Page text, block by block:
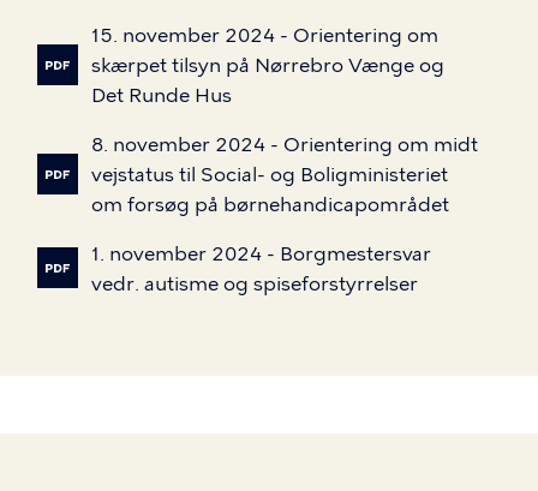
15. november 2024 - Orientering om
skærpet tilsyn på Nørrebro Vænge og
Det Runde Hus
8. november 2024 - Orientering om midt
vejstatus til Social- og Boligministeriet
om forsøg på børnehandicapområdet
1. november 2024 - Borgmestersvar
vedr. autisme og spiseforstyrrelser